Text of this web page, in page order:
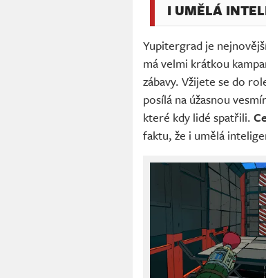
I UMĚLÁ
Yupitergrad je
má velmi krátkou
zábavy. Vžijete se do
posílá na úžasnou
které kdy lidé spatřili.
faktu, že i umělá